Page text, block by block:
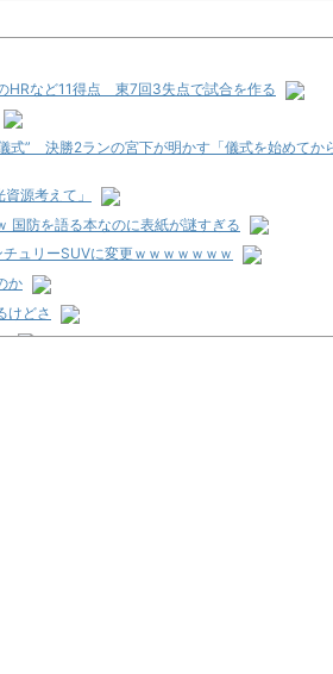
HRなど11得点 東7回3失点で試合を作る
式” 決勝2ランの宮下が明かす「儀式を始めてか
源考えて」
国防を語る本なのに表紙が謎すぎる
ュリーSUVに変更ｗｗｗｗｗｗｗ
か
けどさ